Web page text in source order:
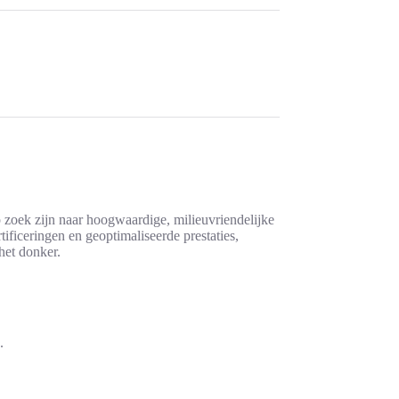
zijn naar hoogwaardige, milieuvriendelijke
en geoptimaliseerde prestaties,
donker.